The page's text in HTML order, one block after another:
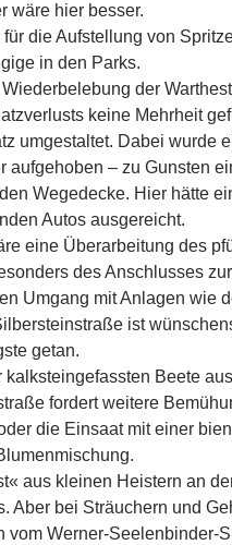
wäre hier besser.
die Aufstellung von
in den Parks.
der
keine Mehrheit
umgestaltet. Dabei wurde
aufgehoben – zu Gunsten
Wegedecke. Hier hätte
Autos ausgereicht.
eine Überarbeitung des
des Anschlusses
Umgang mit Anlagen wie
ist
getan.
kalk­steingefassten Beete
fordert weitere
die Einsaat mit einer
aus kleinen Heistern an
Aber bei Sträuchern und
vom Werner-Seelenbinder-